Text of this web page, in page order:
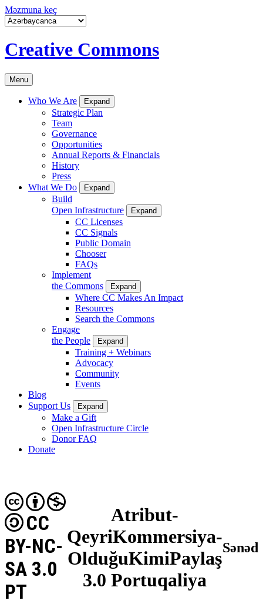
Məzmuna keç
Creative Commons
Menu
Who We Are Expand
Strategic Plan
Team
Governance
Opportunities
Annual Reports & Financials
History
Press
What We Do
Expand
Build
Open Infrastructure
Expand
CC Licenses
CC Signals
Public Domain
Chooser
FAQs
Implement
the Commons
Expand
Where CC Makes An Impact
Resources
Search the Commons
Engage
the People
Expand
Training + Webinars
Advocacy
Community
Events
Blog
Support Us
Expand
Make a Gift
Open Infrastructure Circle
Donor FAQ
Donate
Atribut-
QeyriKommersiya-
OlduğuKimiPaylaş
3.0 Portuqaliya
CC
BY-NC-
SA 3.0
PT
Sənəd